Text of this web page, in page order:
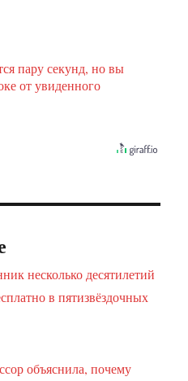
пару секунд, но вы
от увиденного
несколько десятилетий
в пятизвёздочных
объяснила, почему